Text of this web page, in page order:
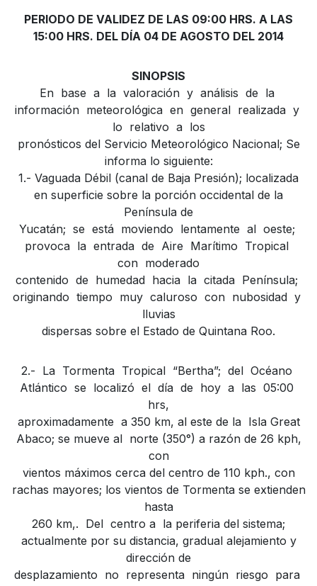
PERIODO DE VALIDEZ DE LAS 09:00 HRS. A LAS
15:00 HRS. DEL DÍA 04 DE AGOSTO DEL 2014
SINOPSIS
En base a la valoración y análisis de la
información meteorológica en general realizada y
lo relativo a los
pronósticos del Servicio Meteorológico Nacional; Se
informa lo siguiente:
1.- Vaguada Débil (canal de Baja Presión); localizada
en superficie sobre la porción occidental de la
Península de
Yucatán; se está moviendo lentamente al oeste;
provoca la entrada de Aire Marítimo Tropical
con moderado
contenido de humedad hacia la citada Península;
originando tiempo muy caluroso con nubosidad y
lluvias
dispersas sobre el Estado de Quintana Roo.
2.- La Tormenta Tropical “Bertha”; del Océano
Atlántico se localizó el día de hoy a las 05:00
hrs,
aproximadamente a 350 km, al este de la Isla Great
Abaco; se mueve al norte (350°) a razón de 26 kph,
con
vientos máximos cerca del centro de 110 kph., con
rachas mayores; los vientos de Tormenta se extienden
hasta
260 km,. Del centro a la periferia del sistema;
actualmente por su distancia, gradual alejamiento y
dirección de
desplazamiento no representa ningún riesgo para